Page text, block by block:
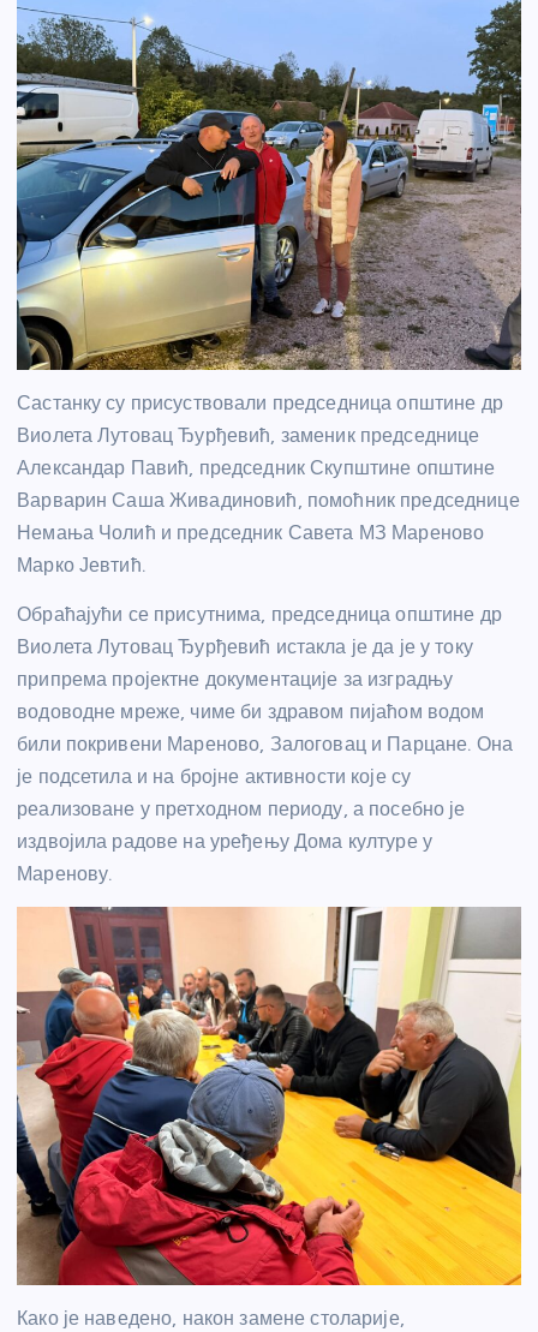
Састанку су присуствовали председница општине др
Виолета Лутовац Ђурђевић, заменик председнице
Александар Павић, председник Скупштине општине
Варварин Саша Живадиновић, помоћник председнице
Немања Чолић и председник Савета МЗ Мареново
Марко Јевтић.
Обраћајући се присутнима, председница општине др
Виолета Лутовац Ђурђевић истакла је да је у току
припрема пројектне документације за изградњу
водоводне мреже, чиме би здравом пијаћом водом
били покривени Мареново, Залоговац и Парцане. Она
је подсетила и на бројне активности које су
реализоване у претходном периоду, а посебно је
издвојила радове на уређењу Дома културе у
Маренову.
Како је наведено, након замене столарије,